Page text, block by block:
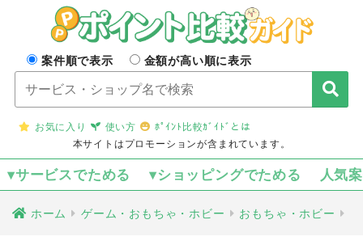
案件順で表示 金額が高い順に表示
お気に入り 使い方
ﾎﾟｲﾝﾄ比較ｶﾞｲﾄﾞとは
本サイトはプロモーションが含まれています。
▾サービスでためる ▾ショッピングでためる 人気
ホーム ゲーム・おもちゃ・ホビー おもちゃ・ホビー